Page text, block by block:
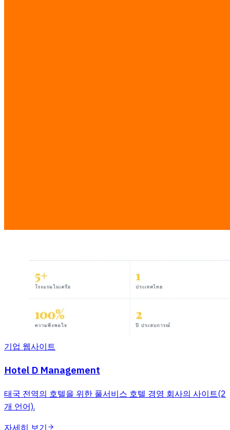
기업 웹사이트
Hotel D Management
태국 전역의 호텔을 위한 풀서비스 호텔 경영 회사의 사이트(2
개 언어).